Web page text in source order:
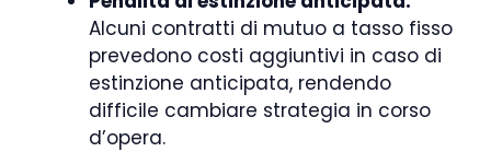
Alcuni contratti di mutuo a tasso fisso
prevedono costi aggiuntivi in caso di
estinzione anticipata, rendendo
difficile cambiare strategia in corso
d’opera.